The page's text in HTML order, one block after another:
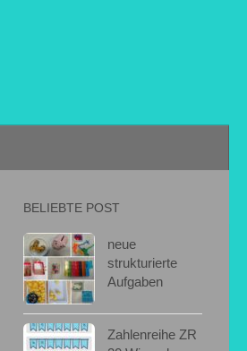
BELIEBTE POST
neue
strukturierte
Aufgaben
Zahlenreihe ZR